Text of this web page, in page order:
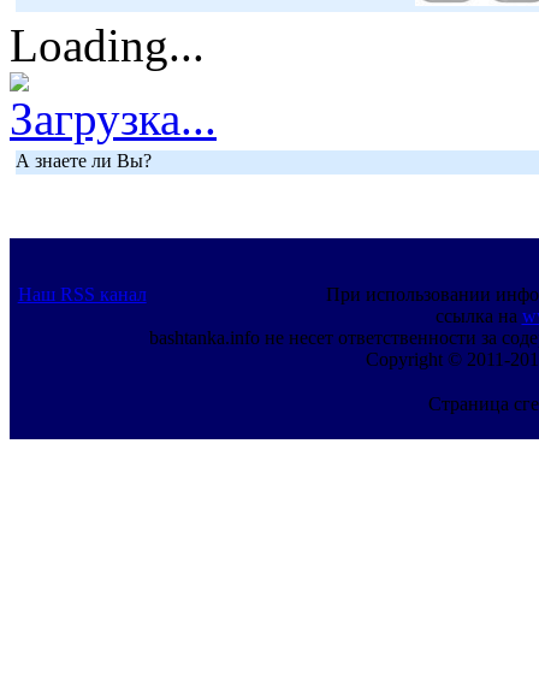
Loading...
Загрузка...
А знаете ли Вы?
Наш RSS канал
При использовании
ссылка на
bashtanka.info не несет ответственности за
Copyright © 2011-
Страница